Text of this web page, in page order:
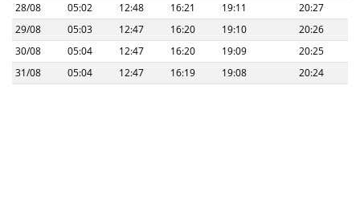
28/08
05:02 12:48 16:21 19:11
20:27
29/08
05:03 12:47 16:20 19:10
20:26
30/08
05:04 12:47 16:20 19:09
20:25
31/08
05:04 12:47 16:19 19:08 20:24